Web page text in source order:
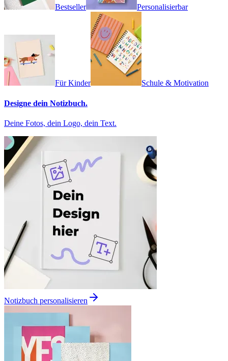
Bestseller Personalisierbar
Für Kinder Schule & Motivation
Designe dein Notizbuch.
Deine Fotos, dein Logo, dein Text.
Notizbuch personalisieren